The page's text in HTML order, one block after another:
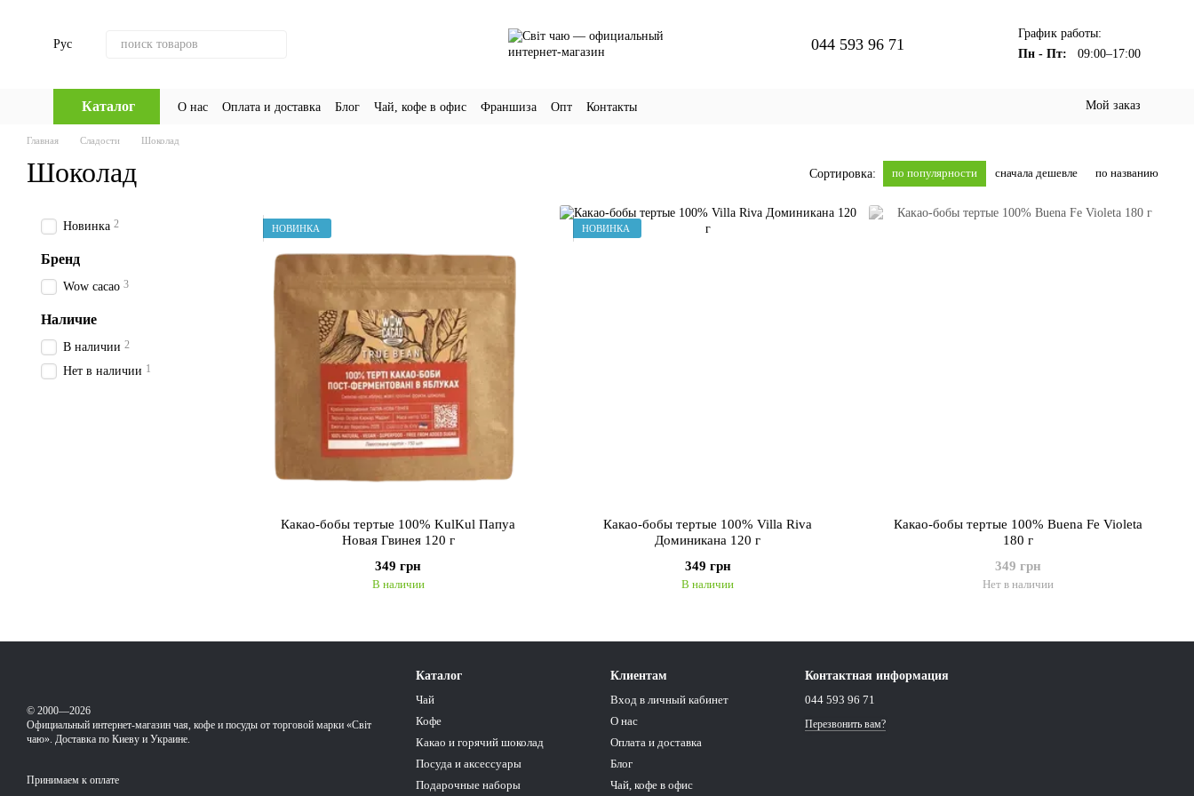
Рус 044 593 96 71
График работы:
Пн - Пт:
09:00–17:00
Каталог О нас Оплата и доставка Блог Чай, кофе в офис Франшиза Опт Контакты Мой заказ
Главная Сладости Шоколад
Шоколад Сортировка: по популярности сначала дешевле по названию
НОВИНКА
Какао-бобы тертые 100% KulKul Папуа
Новая Гвинея 120 г
349 грн
В наличии
НОВИНКА
Какао-бобы тертые 100% Villa Riva
Доминикана 120 г
349 грн
В наличии
Какао-бобы тертые 100% Buena Fe Violeta
180 г
349 грн
Нет в наличии
Новинка 2
Бренд
Wow cacao 3
Наличие
В наличии 2
Нет в наличии 1
© 2000—2026
Официальный интернет-магазин чая, кофе и посуды от торговой марки «Світ
чаю». Доставка по Киеву и Украине.
Принимаем к оплате
Каталог
Чай
Кофе
Какао и горячий шоколад
Посуда и аксессуары
Подарочные наборы
Клиентам
Вход в личный кабинет
О нас
Оплата и доставка
Блог
Чай, кофе в офис
Контактная информация
044 593 96 71
Перезвонить вам?